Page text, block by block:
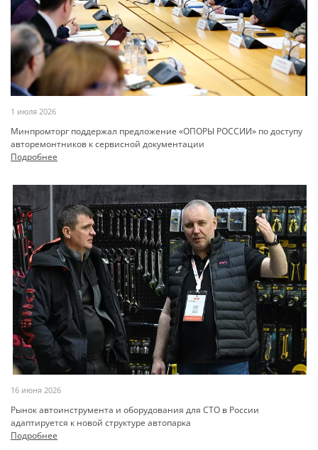
1 июля 2026
Минпромторг поддержал предложение «ОПОРЫ РОССИИ» по доступу
авторемонтников к сервисной документации
Подробнее
16 июня 2026
Рынок автоинструмента и оборудования для СТО в России
адаптируется к новой структуре автопарка
Подробнее